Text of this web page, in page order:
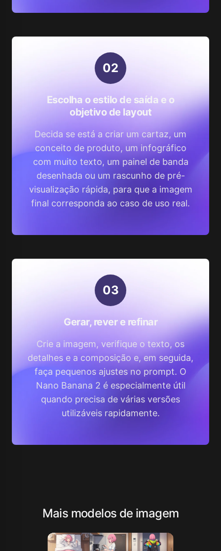
02
Escolha o estilo de saída e o
objetivo de layout
Decida se está a criar um cartaz, um
conceito de produto, um infográfico
com muito texto, um painel de banda
desenhada ou um rascunho de pré-
visualização rápida, para que a imagem
final corresponda ao caso de uso real.
03
Gerar, rever e refinar
Crie a imagem, verifique o texto, os
detalhes e a composição e, em seguida,
faça pequenos ajustes no prompt. O
Nano Banana 2 é especialmente útil
quando precisa de várias versões
utilizáveis rapidamente.
Mais modelos de imagem